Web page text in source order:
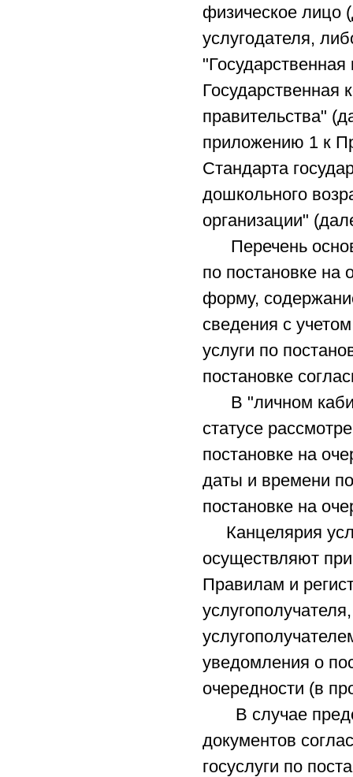
физическое лицо
услугодателя,
Государственная
правительства"
приложению 1 к
Стандарта
дошкольного
организации"
Перечень
по постановке на
форму,
сведения с
услуги по
постановке
В "личном
статусе
постановке на
даты и времени
постановке на
Канцелярия
осуществляют
Правилам и
уведомления о
очередности (в
В случае
документов
госуслуги по